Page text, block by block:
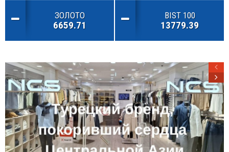
ЗОЛОТО
6659.71
BIST 100
13779.39